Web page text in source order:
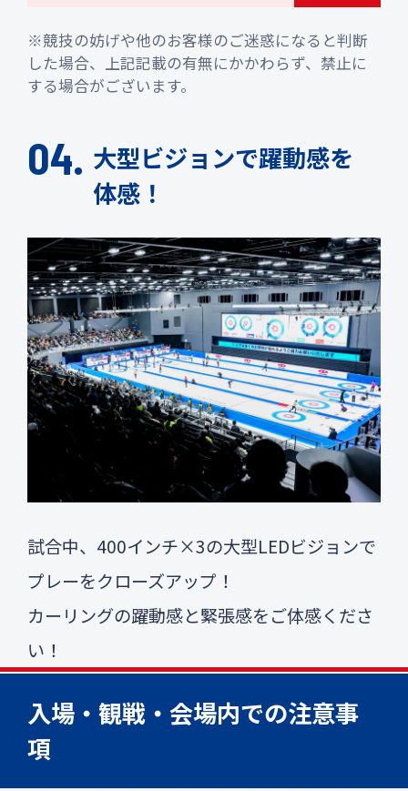
※競技の妨げや他のお客様のご迷惑になると判断
した場合、上記記載の有無にかかわらず、禁止に
する場合がございます。
大型ビジョンで躍動感を
体感！
試合中、400インチ×3の大型LEDビジョンで
プレーをクローズアップ！
カーリングの躍動感と緊張感をご体感くださ
い！
入場・観戦・会場内での注意事
項